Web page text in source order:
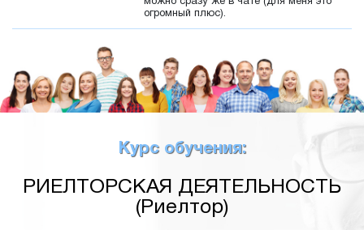
огромный плюс).
Курс обучения:
РИЕЛТОРСКАЯ ДЕЯТЕЛЬНОСТЬ
(Риелтор)